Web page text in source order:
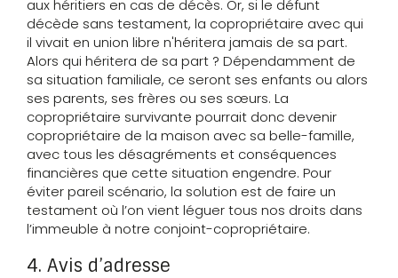
aux héritiers en cas de décès. Or, si le défunt
décède sans testament, la copropriétaire avec qui
il vivait en union libre n'héritera jamais de sa part.
Alors qui héritera de sa part ? Dépendamment de
sa situation familiale, ce seront ses enfants ou alors
ses parents, ses frères ou ses sœurs. La
copropriétaire survivante pourrait donc devenir
copropriétaire de la maison avec sa belle-famille,
avec tous les désagréments et conséquences
financières que cette situation engendre. Pour
éviter pareil scénario, la solution est de faire un
testament où l’on vient léguer tous nos droits dans
l’immeuble à notre conjoint-copropriétaire.
4. Avis d’adresse